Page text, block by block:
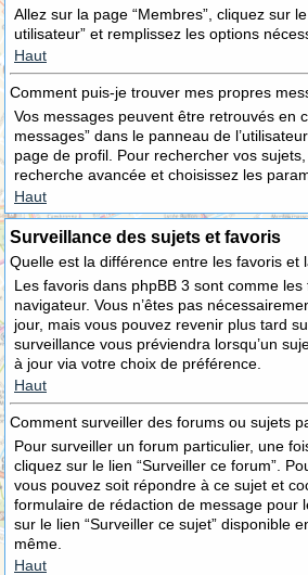
Allez sur la page “Membres”, cliquez sur
utilisateur” et remplissez les options
Haut
Comment puis-je trouver mes propres
Vos messages peuvent être retrouvés en
messages” dans le panneau de
page de profil. Pour rechercher vos
recherche avancée et choisissez les
Haut
Surveillance des sujets et favoris
Quelle est la différence entre les favoris et
Les favoris dans phpBB 3 sont comme
navigateur. Vous n’êtes pas
jour, mais vous pouvez revenir plus tard
surveillance vous préviendra lorsqu’un
à jour via votre choix de préférence.
Haut
Comment surveiller des forums ou sujets
Pour surveiller un forum particulier, une
cliquez sur le lien “Surveiller ce forum”.
vous pouvez soit répondre à ce sujet et
formulaire de rédaction de message pour
sur le lien “Surveiller ce sujet” disponible
même.
Haut